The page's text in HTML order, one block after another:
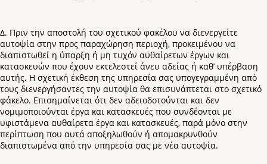
Δ. Πριν την αποστολή του σχετικού φακέλου να διενεργείτε
αυτοψία στην προς παραχώρηση περιοχή, προκειμένου να
διαπιστωθεί η ύπαρξη ή μη τυχόν αυθαίρετων έργων και
κατασκευών που έχουν εκτελεστεί άνευ αδείας ή καθ’ υπέρβαση
αυτής. Η σχετική έκθεση της υπηρεσία σας υπογεγραμμένη από
τους διενεργήσαντες την αυτοψία θα επισυνάπτεται στο σχετικό
φάκελο. Επισημαίνεται ότι δεν αδειοδοτούνται και δεν
νομιμοποιούνται έργα και κατασκευές που συνδέονται με
υφιστάμενα αυθαίρετα έργα και κατασκευές, παρά μόνο στην
περίπτωση που αυτά αποξηλωθούν ή απομακρυνθούν
διαπιστωμένα από την υπηρεσία σας με νέα αυτοψία.